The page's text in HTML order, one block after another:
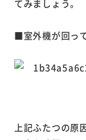
てみましょう。
■室外機が回っ
上記ふたつの原